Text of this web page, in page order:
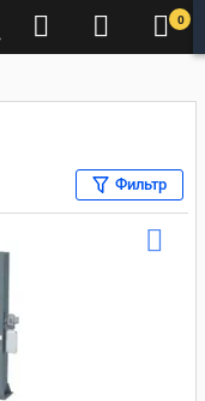
0
Фильтр